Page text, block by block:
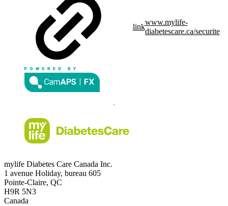
link
www.mylife-
diabetescare.ca/securite
mylife Diabetes Care Canada Inc.
1 avenue Holiday, bureau 605
Pointe-Claire, QC
H9R 5N3
Canada